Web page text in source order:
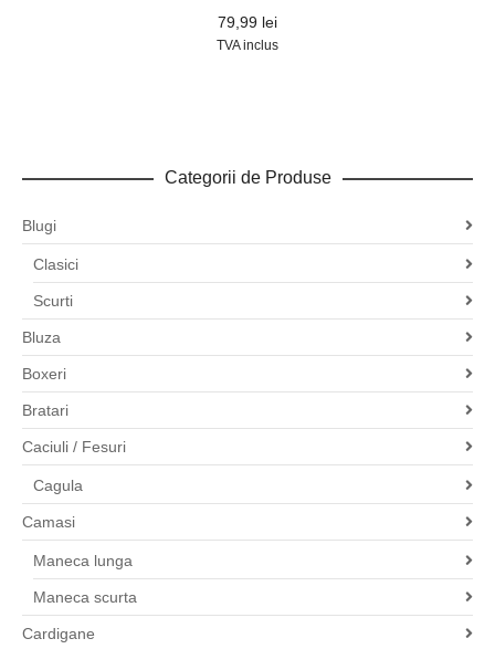
79,99 lei
TVA inclus
Categorii de Produse
Blugi
Clasici
Scurti
Bluza
Boxeri
Bratari
Caciuli / Fesuri
Cagula
Camasi
Maneca lunga
Maneca scurta
Cardigane